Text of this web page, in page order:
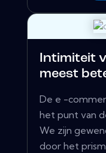
Intimiteit
meest
De e -
het punt van
We zijn
door het